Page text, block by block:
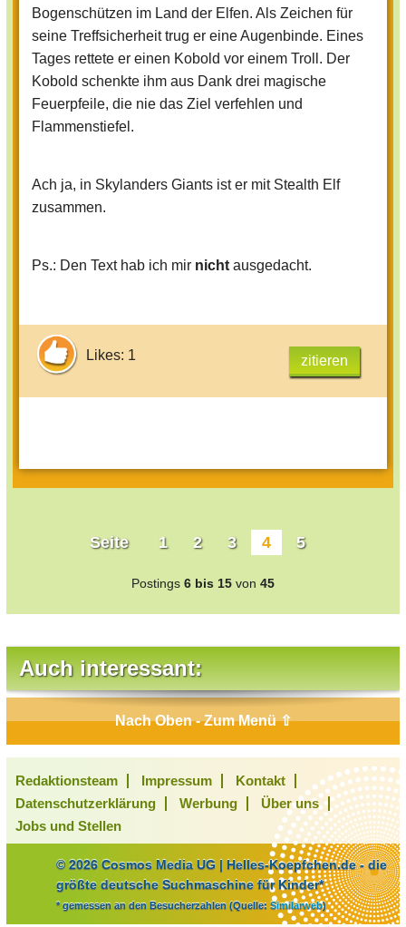
Bogenschützen im Land der Elfen. Als Zeichen für
seine Treffsicherheit trug er eine Augenbinde. Eines
Tages rettete er einen Kobold vor einem Troll. Der
Kobold schenkte ihm aus Dank drei magische
Feuerpfeile, die nie das Ziel verfehlen und
Flammenstiefel.
Ach ja, in Skylanders Giants ist er mit Stealth Elf
zusammen.
Ps.: Den Text hab ich mir nicht ausgedacht.
Likes: 1 zitieren
Seite 1 2 3 4 5
Postings 6 bis 15 von 45
Auch interessant:
Nach Oben - Zum Menü ⇧
Redaktionsteam Impressum
Kontakt
Datenschutzerklärung
Werbung
Über uns
Jobs und Stellen
© 2026 Cosmos Media UG | Helles-Koepfchen.de - die
größte deutsche Suchmaschine für Kinder*
* gemessen an den Besucherzahlen (Quelle: Similarweb)